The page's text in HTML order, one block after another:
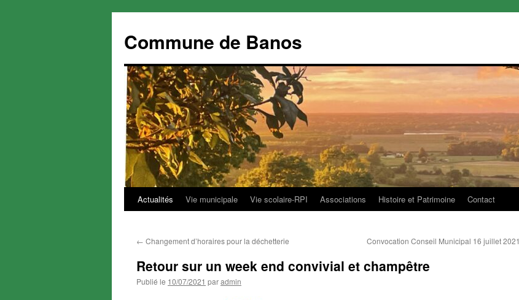
Commune de Banos
Aller
contenu
Actualités Vie municipale Vie scolaire-RPI Associations Histoire et Patrimoine Contact
← Changement d’horaires pour la déchetterie Convocation Conseil Municipal 16 juillet 2021
Retour sur un week end convivial et champêtre
Publié le 10/07/2021 paradmin